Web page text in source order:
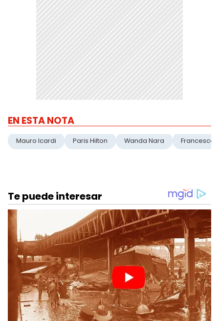
EN ESTA NOTA
Mauro Icardi Paris Hilton Wanda Nara Francesca